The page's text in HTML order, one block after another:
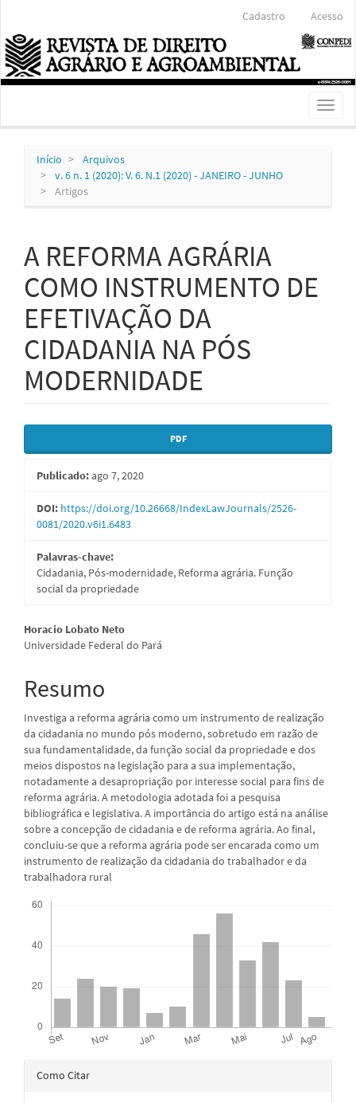
Conteúdo
principal
Barra
Lateral
Cadastro Acesso
Toggle
Início
Arquivos
v. 6 n. 1 (2020): V. 6. N.1 (2020) - JANEIRO - JUNHO
Artigos
A REFORMA AGRÁRIA
COMO INSTRUMENTO DE
EFETIVAÇÃO DA
CIDADANIA NA PÓS
MODERNIDADE
Barra
lateral
de
artigos
PDF
Publicado:ago 7, 2020
DOI: https://doi.org/10.26668/IndexLawJournals/2526-
0081/2020.v6i1.6483
Palavras-chave:
Cidadania, Pós-modernidade, Reforma agrária. Função
social da propriedade
Conteúdo
do
artigo
principal
Horacio Lobato Neto
Universidade Federal do Pará
Resumo
Investiga a reforma agrária como um instrumento de realização
da cidadania no mundo pós moderno, sobretudo em razão de
sua fundamentalidade, da função social da propriedade e dos
meios dispostos na legislação para a sua implementação,
notadamente a desapropriação por interesse social para fins de
reforma agrária. A metodologia adotada foi a pesquisa
bibliográfica e legislativa. A importância do artigo está na análise
sobre a concepção de cidadania e de reforma agrária. Ao final,
concluiu-se que a reforma agrária pode ser encarada como um
instrumento de realização da cidadania do trabalhador e da
trabalhadora rural
Detalhes
Como Citar